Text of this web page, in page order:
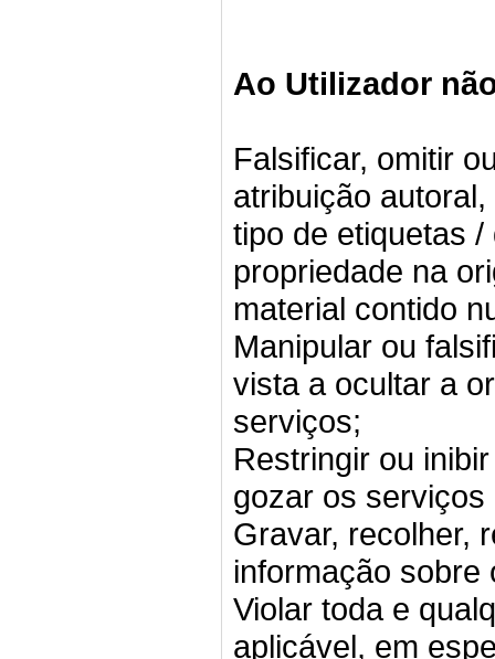
Ao Utilizador
Falsificar, omitir
atribuição
tipo de etiquetas
propriedade na
material contido
Manipular ou
vista a ocultar a
serviços;
Restringir ou
gozar os
Gravar, recolher,
informação sobre
Violar toda e
aplicável, em